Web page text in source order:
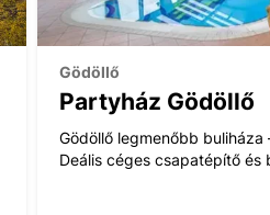
Gödöllő
Partyház Gödöllő
Gödöllő legmenőbb
Deális céges csapatépítő és